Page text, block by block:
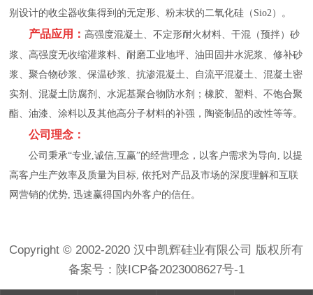
别设计的收尘器收集得到的无定形、粉末状的二氧化硅（Sio2）。
产品应用：高强度混凝土、不定形耐火材料、干混（预拌）砂
浆、高强度无收缩灌浆料、耐磨工业地坪、油田固井水泥浆、修补砂
浆、聚合物砂浆、保温砂浆、抗渗混凝土、自流平混凝土、混凝土密
实剂、混凝土防腐剂、水泥基聚合物防水剂；橡胶、塑料、不饱合聚
酯、油漆、涂料以及其他高分子材料的补强，陶瓷制品的改性等等。
公司理念：
公司秉承“专业,诚信,互赢”的经营理念，以客户需求为导向, 以提
高客户生产效率及质量为目标, 依托对产品及市场的深度理解和互联
网营销的优势, 迅速赢得国内外客户的信任。
Copyright © 2002-2020 汉中凯辉硅业有限公司 版权所有
备案号： 陕ICP备2023008627号-1